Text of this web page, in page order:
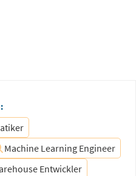
Machine Learning Engineer
Entwickler